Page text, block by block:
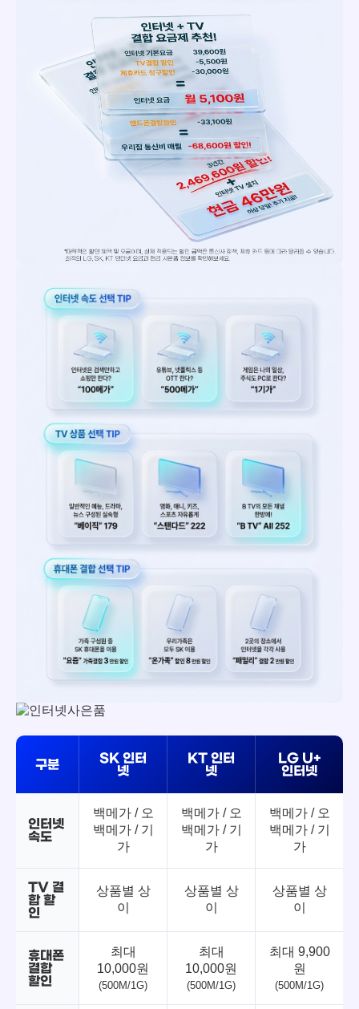
구분
SK 인터
넷
KT 인터
넷
LG U+
인터넷
인터넷
속도
백메가 / 오
백메가 / 기
가
백메가 / 오
백메가 / 기
가
백메가 / 오
백메가 / 기
가
TV 결
합 할
인
상품별 상
이
상품별 상
이
상품별 상
이
휴대폰
결합
할인
최대
10,000원
(500M/1G)
최대
10,000원
(500M/1G)
최대 9,900
원
(500M/1G)